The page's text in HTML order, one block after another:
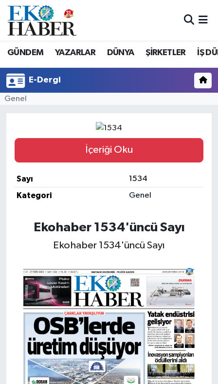
GÜNDEM YAZARLAR DÜNYA ŞİRKETLER İŞ
E-Dergi
Genel
İçeriği Oku
Sayı
1534
Kategori
Genel
Ekohaber 1534'üncü Sayı
Ekohaber 1534'üncü Sayı
Hava Durumu
Süper Lig Puan Durumu ve Fikstür
Son Dakika Haberleri
Haber Arşivi